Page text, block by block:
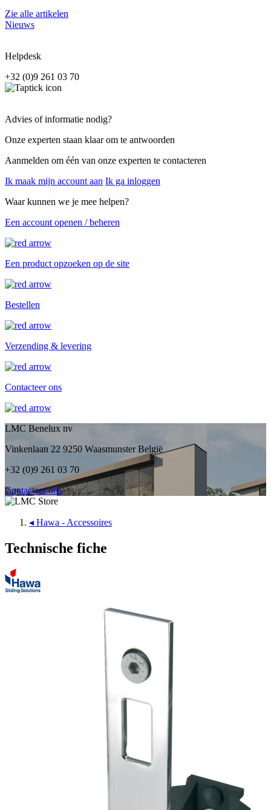
Zie alle artikelen
Nieuws
Helpdesk
+32 (0)9 261 03 70
Advies of informatie nodig?
Onze experten staan klaar om te antwoorden
Aanmelden om één van onze experten te contacteren
Ik maak mijn account aan Ik ga inloggen
Waar kunnen we je mee helpen?
Een account openen / beheren
Een product opzoeken op de site
Bestellen
Verzending & levering
Contacteer ons
LMC Benelux nv
Vinkenlaan 22 9250 Waasmunster België
+32 (0)9 261 03 70
Contacteer ons
◂ Hawa - Accessoires
Technische fiche